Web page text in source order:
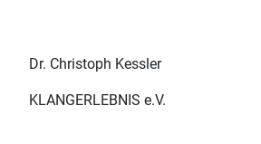
Dr. Christoph Kessler
KLANGERLEBNIS e.V.